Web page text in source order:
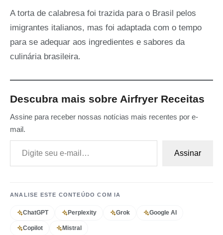
A torta de calabresa foi trazida para o Brasil pelos
imigrantes italianos, mas foi adaptada com o tempo
para se adequar aos ingredientes e sabores da
culinária brasileira.
Descubra mais sobre Airfryer Receitas
Assine para receber nossas notícias mais recentes por e-
mail.
Digite seu e-mail…
Assinar
ANALISE ESTE CONTEÚDO COM IA
ChatGPT Perplexity Grok Google AI
Copilot Mistral